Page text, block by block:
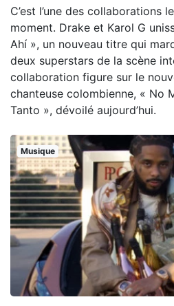
C’est l’une des collaborations
moment. Drake et Karol G
Ahí », un nouveau titre qui
deux superstars de la scène
collaboration figure sur le
chanteuse colombienne, « No
Tanto », dévoilé aujourd’hui.
Musique